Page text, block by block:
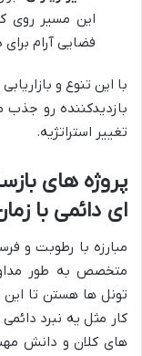
این مسیر روی
فضایی آرام
بازدیدکننده رو
تغییر استراتژیه.
پروژه های
ای دائمی با
مبارزه با رطوبت و
متخصص به طور
تونل ها هستن تا
کار مثل یه نبرد
های کلان و دانش